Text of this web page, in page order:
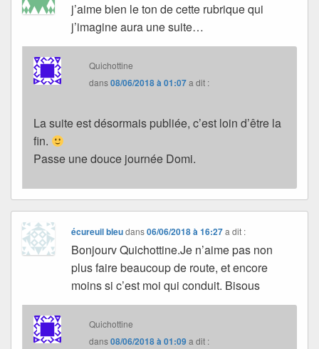
j’aime bien le ton de cette rubrique qui
j’imagine aura une suite…
Quichottine
dans08/06/2018 à 01:07a dit :
La suite est désormais publiée, c’est loin d’être la
fin.
Passe une douce journée Domi.
écureuil bleudans06/06/2018 à 16:27 a dit :
Bonjourv Quichottine.Je n’aime pas non
plus faire beaucoup de route, et encore
moins si c’est moi qui conduit. Bisous
Quichottine
dans08/06/2018 à 01:09a dit :